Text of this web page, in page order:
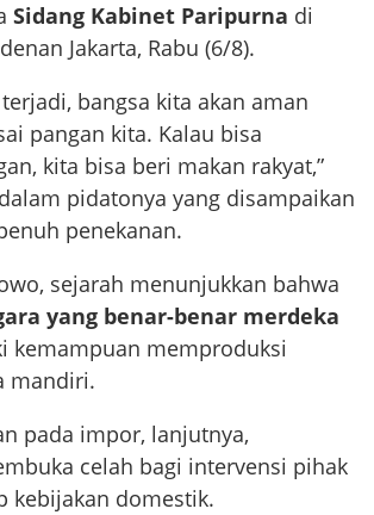
Sidang Kabinet Paripurna di
Jakarta, Rabu (6/8).
bangsa kita akan aman
pangan kita. Kalau bisa
kita bisa beri makan rakyat,”
pidatonya yang disampaikan
penekanan.
sejarah menunjukkan bahwa
yang benar-benar merdeka
kemampuan memproduksi
mandiri.
pada impor, lanjutnya,
celah bagi intervensi pihak
kebijakan domestik.